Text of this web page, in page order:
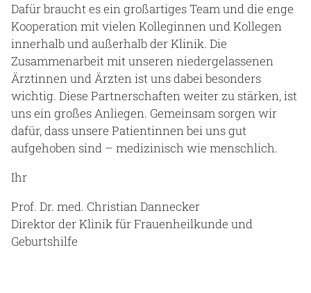
Dafür braucht es ein großartiges Team und die enge
Kooperation mit vielen Kolleginnen und Kollegen
innerhalb und außerhalb der Klinik. Die
Zusammenarbeit mit unseren niedergelassenen
Ärztinnen und Ärzten ist uns dabei besonders
wichtig. Diese Partnerschaften weiter zu stärken, ist
uns ein großes Anliegen. Gemeinsam sorgen wir
dafür, dass unsere Patientinnen bei uns gut
aufgehoben sind – medizinisch wie menschlich.
Ihr
Prof. Dr. med. Christian Dannecker
Direktor der Klinik für Frauenheilkunde und
Geburtshilfe